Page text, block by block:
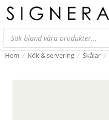
Hem / Kök & servering / Skålar /